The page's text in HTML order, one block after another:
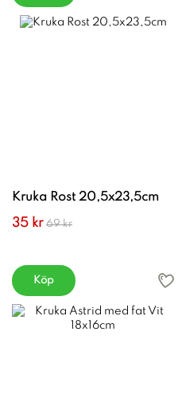
Kruka Rost 20,5x23,5cm
35 kr 69 kr
Köp